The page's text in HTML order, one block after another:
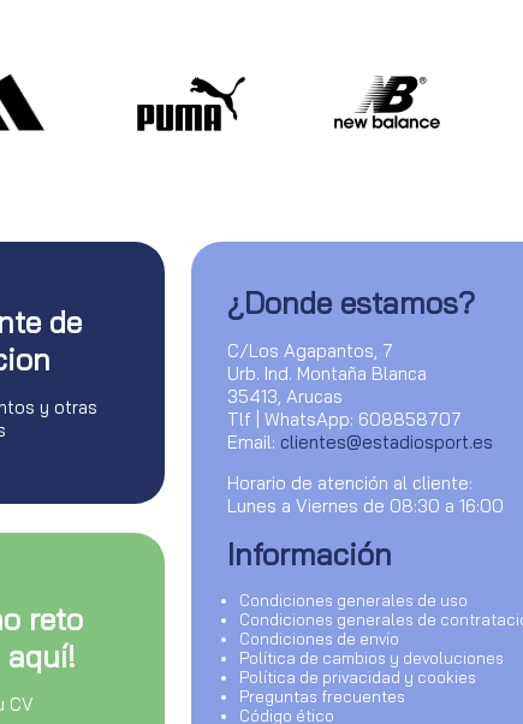
de
y otras
reto
aquí!
CV
¿Donde estamos?
C/Los Agapantos, 7
Urb. Ind. Montaña Blanca
35413, Arucas
Tlf | WhatsApp: 608858707
Email: clientes@estadiosport.es
Horario de atención al cliente:
Lunes a Viernes de 08:30 a 16:00
Información
Condiciones generales de uso
Condiciones generales de
Condiciones de envío
Política de cambios y devoluciones
Política de privacidad y cookies
Preguntas frecuentes
Código ético